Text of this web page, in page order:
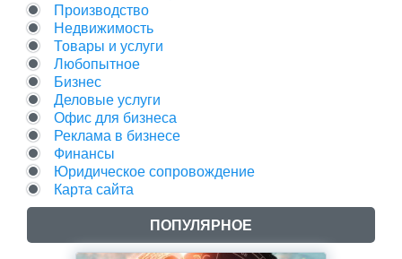
Производство
Недвижимость
Товары и услуги
Любопытное
Бизнес
Деловые услуги
Офис для бизнеса
Реклама в бизнесе
Финансы
Юридическое сопровождение
Карта сайта
ПОПУЛЯРНОЕ